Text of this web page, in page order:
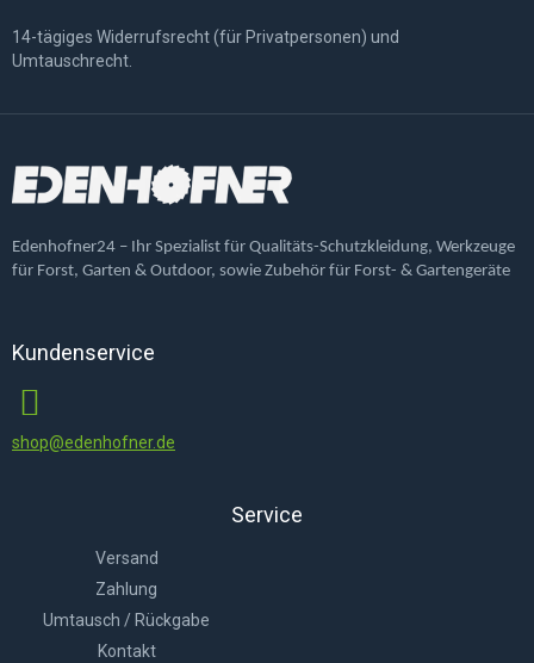
14-tägiges Widerrufsrecht (für Privatpersonen) und
Umtauschrecht.
Edenhofner24 – Ihr Spezialist für Qualitäts-Schutzkleidung, Werkzeuge
für Forst, Garten & Outdoor, sowie Zubehör für Forst- & Gartengeräte
Kundenservice
shop@edenhofner.de
Service
Versand
Zahlung
Umtausch / Rückgabe
Kontakt